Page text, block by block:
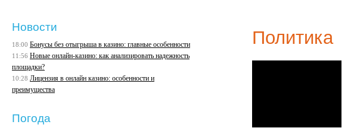
Политика
Новости
18:00 Бонусы без отыгрыша в казино: главные особенности
11:56 Новые онлайн-казино: как анализировать надежность
площадки?
10:28 Лицензия в онлайн казино: особенности и
преимущества
Погода